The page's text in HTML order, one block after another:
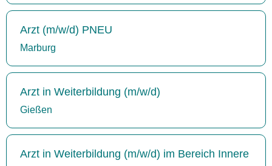
Arzt (m/w/d) PNEU
Marburg
Arzt in Weiterbildung (m/w/d)
Gießen
Arzt in Weiterbildung (m/w/d) im Bereich Innere